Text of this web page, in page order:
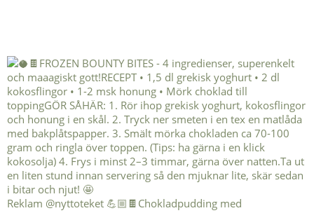
Reklam @nyttoteket 💪🏼🍫Chokladpudding med